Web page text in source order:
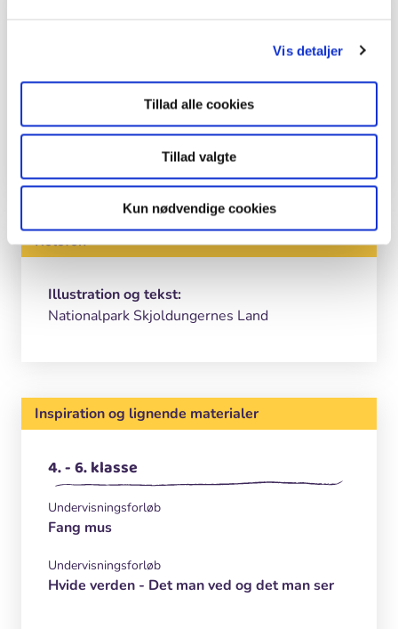
Vis detaljer
Tillad alle cookies
Tillad valgte
Kun nødvendige cookies
PVC prøveoptagelsesrør med låg
Vandprøveopsamlingsbeholder
Demineraliseret vand
Kolofon
Illustration og tekst:
Nationalpark Skjoldungernes Land
Inspiration og lignende materialer
4. - 6. klasse
Undervisningsforløb
Fang mus
Undervisningsforløb
Hvide verden - Det man ved og det man ser